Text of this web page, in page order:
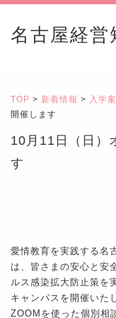
名古屋経営
TOP > 新着情報 > 入学
開催します
10月11日（日）
す
愛情教育を実践する名
は、皆さまの安心と安
ルス感染拡大防止策を
キャンパスを開催いた
ZOOMを使った個別相